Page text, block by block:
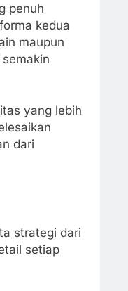
penuh
kedua
maupun
yang lebih
dari
strategi dari
setiap